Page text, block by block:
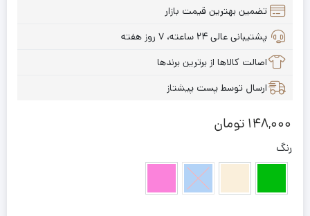
تضمین بهترین قیمت بازار
پشتیبانی عالی ۲۴ ساعته، ۷ روز هفته
اصالت کالاها از برترین برندها
ارسال توسط پست پیشتاز
148,000 تومان
رنگ
آبی